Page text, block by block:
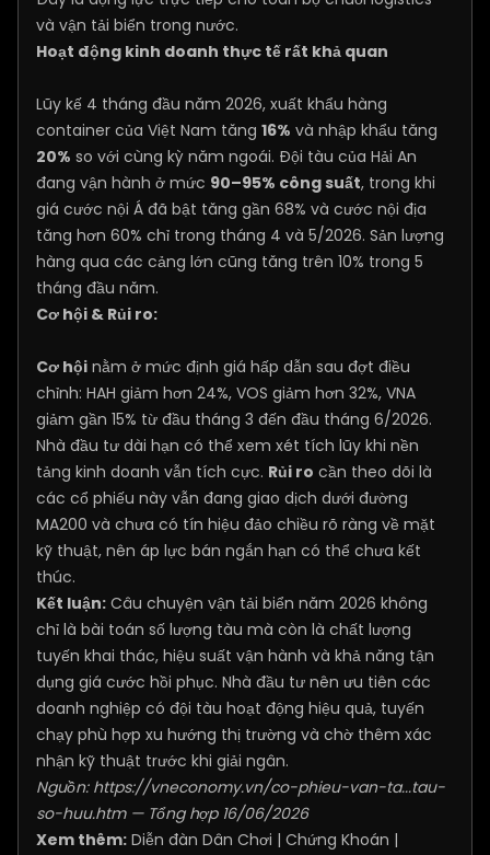
và vận tải biển trong nước.
Hoạt động kinh doanh thực tế rất khả quan
Lũy kế 4 tháng đầu năm 2026, xuất khẩu hàng
container của Việt Nam tăng 16% và nhập khẩu tăng
20% so với cùng kỳ năm ngoái. Đội tàu của Hải An
đang vận hành ở mức 90–95% công suất, trong khi
giá cước nội Á đã bật tăng gần 68% và cước nội địa
tăng hơn 60% chỉ trong tháng 4 và 5/2026. Sản lượng
hàng qua các cảng lớn cũng tăng trên 10% trong 5
tháng đầu năm.
Cơ hội & Rủi ro:
Cơ hội nằm ở mức định giá hấp dẫn sau đợt điều
chỉnh: HAH giảm hơn 24%, VOS giảm hơn 32%, VNA
giảm gần 15% từ đầu tháng 3 đến đầu tháng 6/2026.
Nhà đầu tư dài hạn có thể xem xét tích lũy khi nền
tảng kinh doanh vẫn tích cực. Rủi ro cần theo dõi là
các cổ phiếu này vẫn đang giao dịch dưới đường
MA200 và chưa có tín hiệu đảo chiều rõ ràng về mặt
kỹ thuật, nên áp lực bán ngắn hạn có thể chưa kết
thúc.
Kết luận: Câu chuyện vận tải biển năm 2026 không
chỉ là bài toán số lượng tàu mà còn là chất lượng
tuyến khai thác, hiệu suất vận hành và khả năng tận
dụng giá cước hồi phục. Nhà đầu tư nên ưu tiên các
doanh nghiệp có đội tàu hoạt động hiệu quả, tuyến
chạy phù hợp xu hướng thị trường và chờ thêm xác
nhận kỹ thuật trước khi giải ngân.
Nguồn: https://vneconomy.vn/co-phieu-van-ta...tau-
so-huu.htm— Tổng hợp 16/06/2026
Xem thêm: Diễn đàn Dân Chơi | Chứng Khoán |